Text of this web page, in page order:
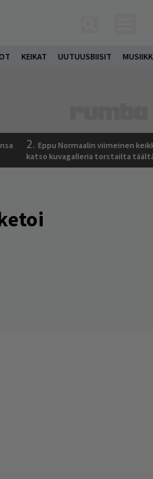
KEIKAT UUTUUSBIISIT
2. Eppu Normaalin viimeinen
katso kuvagalleria torstailta